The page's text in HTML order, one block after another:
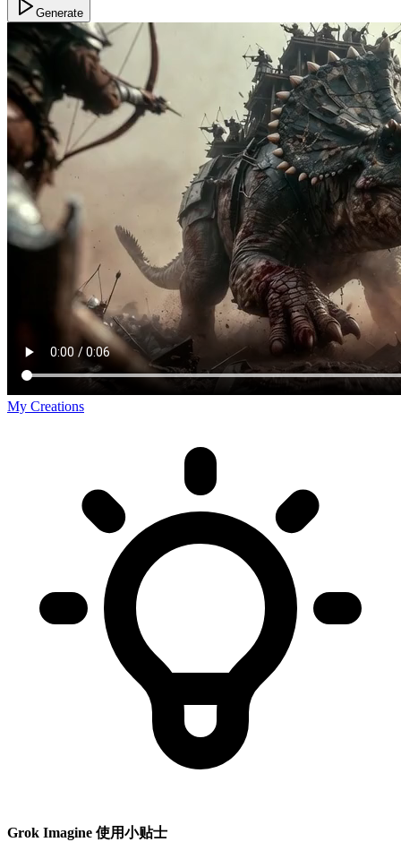
Generate
My Creations
Grok Imagine 使用小贴士